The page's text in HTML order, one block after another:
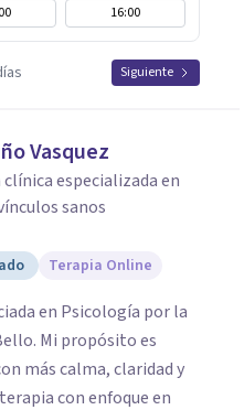
16:00
Siguiente
Vasquez
especializada en
sanos
Terapia Online
en Psicología por la
Mi propósito es
más calma, claridad y
con enfoque en